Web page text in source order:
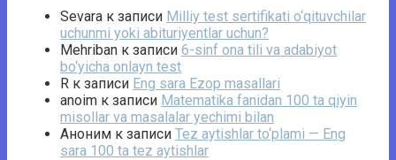
Sevara к записи Milliy test sertifikati o‘qituvchilar
uchunmi yoki abituriyentlar uchun?
Mehriban к записи 6-sinf ona tili va adabiyot
bo‘yicha onlayn test
R к записи Eng sara Ezop masallari
anoim к записи Matematika fanidan 100 ta qiyin
misollar va masalalar yechimi bilan
Аноним к записи Tez aytishlar to‘plami — Eng
sara 100 ta tez aytishlar